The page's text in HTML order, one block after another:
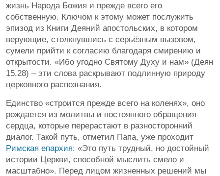
жизнь Народа Божия и прежде всего его
собственную. Ключом к этому может послужить
эпизод из Книги Деяний апостольских, в котором
верующие, столкнувшись с серьёзным вызовом,
сумели прийти к согласию благодаря смирению и
открытости. «Ибо угодно Святому Духу и нам» (Деян
15,28) – эти слова раскрывают подлинную природу
церковного распознания.
Единство «строится прежде всего на коленях», оно
рождается из молитвы и постоянного обращения
сердца, которые перерастают в разносторонний
диалог. Такой путь, отметил Папа, уже проходит
Римская епархия: «Это путь трудный, но достойный
истории Церкви, способной мыслить смело и
масштабно». Перед лицом жизненных решений мы